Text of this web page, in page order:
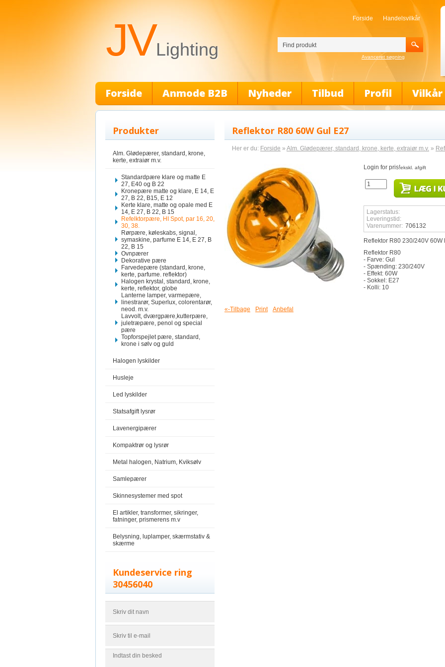
Avanceret søgning
Forside Handelsvilkår
JVLighting
Forside Anmode B2B Nyheder Tilbud Profil Vilkår
Produkter
Alm. Glødepærer, standard, krone,
kerte, extraiør m.v.
Standardpære klare og matte E
27, E40 og B 22
Kronepære matte og klare, E 14, E
27, B 22, B15, E 12
Kerte klare, matte og opale med E
14, E 27, B 22, B 15
Refelktorpære, HI Spot, par 16, 20,
30, 38.
Rørpære, køleskabs, signal,
symaskine, parfume E 14, E 27, B
22, B 15
Ovnpærer
Dekorative pære
Farvedepære (standard, krone,
kerte, parfume. reflektor)
Halogen krystal, standard, krone,
kerte, reflektor, globe
Lanterne lamper, varmepære,
linestrarør, Superlux, colorentarør,
neod. m.v.
Lavvolt, dværgpære,kutterpære,
juletræpære, penol og special
pære
Topforspejlet pære, standard,
krone i sølv og guld
Halogen lyskilder
Husleje
Led lyskilder
Statsafgift lysrør
Lavenergipærer
Kompaktrør og lysrør
Metal halogen, Natrium, Kviksølv
Samlepærer
Skinnesystemer med spot
El artikler, transformer, sikringer,
fatninger, prismerens m.v
Belysning, luplamper, skærmstativ &
skærme
Kundeservice ring
30456040
Reflektor R80 60W Gul E27
Her er du: Forside » Alm. Glødepærer, standard, krone, kerte, extraiør m.v. »
Login for pris!ekskl. afgift
Lagerstatus:
Leveringstid:
Varenummer: 706132
Reflektor R80 230/240V 60W
Reflektor R80
- Farve: Gul
- Spænding: 230/240V
- Effekt: 60W
- Sokkel: E27
- Kolli: 10
«-Tilbage Print Anbefal